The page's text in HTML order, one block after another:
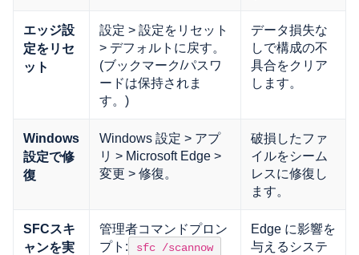
エッジ設
定をリセ
ット
設定 > 設定をリセット
> デフォルトに戻す。
(ブックマーク/パスワ
ードは保持されま
す。)
データ損失な
しで構成の不
具合をクリア
します。
Windows
設定で修
復
Windows 設定 > アプ
リ > Microsoft Edge >
変更 > 修復。
破損したファ
イルをシーム
レスに修復し
ます。
SFCスキ
ャンを実
管理者コマンドプロン
プト:
sfc /scannow
Edge に影響を
与えるシステ